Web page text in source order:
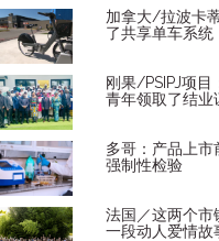
加拿大/拉波卡
了共享单车系统
刚果/PSIPJ项目
青年领取了结业
多哥：产品上市
强制性检验
法国／这两个市
一段动人爱情故